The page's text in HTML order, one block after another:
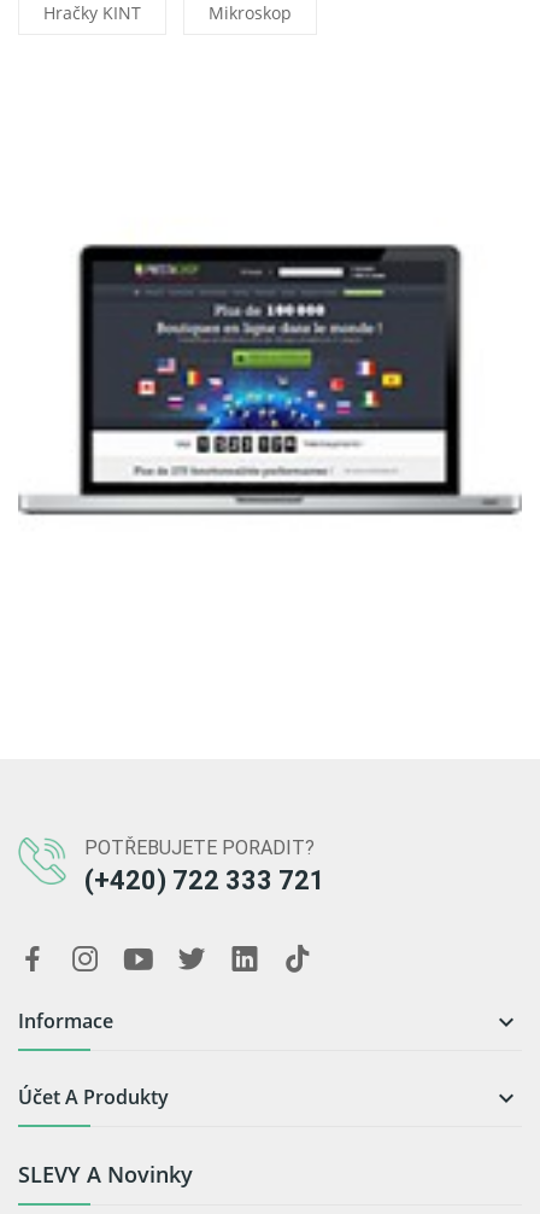
Hračky KINT Mikroskop
POTŘEBUJETE PORADIT?
(+420) 722 333 721
Informace 
Účet A Produkty 
SLEVY A Novinky